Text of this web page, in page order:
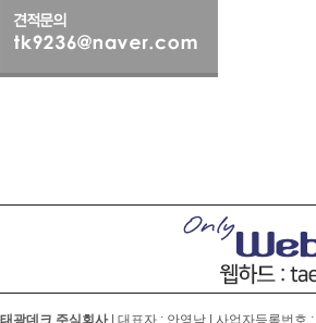
태광데크 주식회사| 대표자 : 안영남 | 사업자등록번호 :